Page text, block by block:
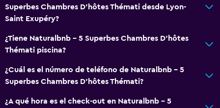
Superbes Chambres D'hôtes Thémati desde Lyon-
Saint Exupéry?
¿Tiene Naturalbnb - 5 Superbes Chambres D'hôtes
Thémati piscina?
¿Cuál es el número de teléfono de Naturalbnb - 5
Superbes Chambres D'hôtes Thémati?
¿A qué hora es el check-out en Naturalbnb - 5